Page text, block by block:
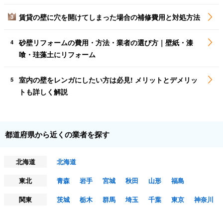
3 賃貸の壁に穴を開けてしまった場合の補修費用と対処方法
4
砂壁リフォームの費用・方法・業者の選び方｜壁紙・漆
喰・珪藻土にリフォーム
5
室内の壁をレンガにしたい方は必見! メリットとデメリッ
トも詳しく解説
都道府県から近くの業者を探す
北海道
北海道
東北
青森 岩手 宮城 秋田 山形
福島
関東
茨城 栃木 群馬 埼玉 千葉 東京
神奈川